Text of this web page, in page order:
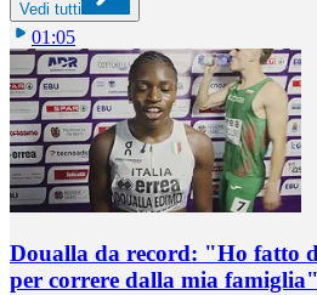
Vedi tutti
01:05
Doualla da record: "Ho fatto
per correre dalla mia famiglia"